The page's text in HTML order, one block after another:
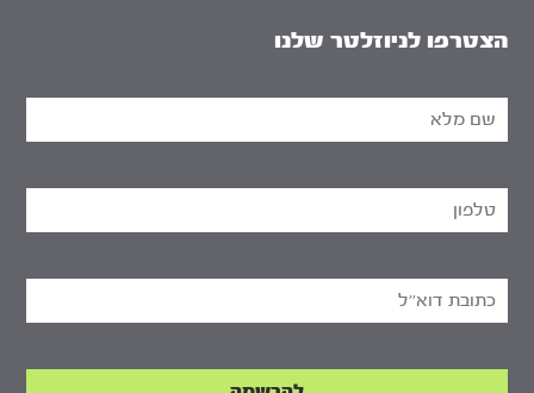
הצטרפו לניוזלטר שלנו